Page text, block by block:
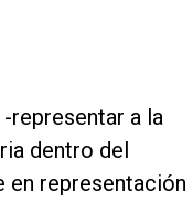
representar a la
dentro del
en representación